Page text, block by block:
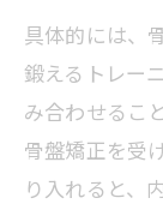
整体
止法
反り
具体的には、
鍛えるトレー
み合わせるこ
骨盤矯正を受
り入れると、